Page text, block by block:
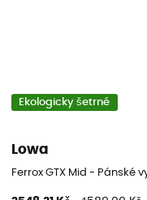
Ekologicky šetrné
Lowa
Ferrox GTX Mid - Pánské